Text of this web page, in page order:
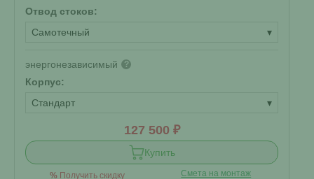
Отвод стоков:
Самотечный
▾
энергонезависимый ?
Корпус:
Стандарт
▾
127 500 ₽
Купить
% Получить скидку Смета на монтаж